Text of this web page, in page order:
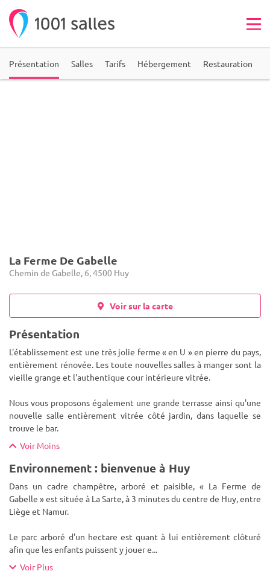
Présentation Salles Tarifs Hébergement Restauration
La Ferme De Gabelle
Chemin de Gabelle, 6, 4500 Huy
Voir sur la carte
Présentation
L'établissement est une très jolie ferme « en U » en pierre du pays,
entièrement rénovée. Les toute nouvelles salles à manger sont la
vieille grange et l'authentique cour intérieure vitrée.
Nous vous proposons également une grande terrasse ainsi qu'une
nouvelle salle entièrement vitrée côté jardin, dans laquelle se
trouve le bar.
Voir Moins
Environnement : bienvenue à Huy
Dans un cadre champêtre, arboré et paisible, « La Ferme de
Gabelle » est située à La Sarte, à 3 minutes du centre de Huy, entre
Liège et Namur.
Le parc arboré d'un hectare est quant à lui entièrement clôturé
afin que les enfants puissent y jouer e...
Voir Plus